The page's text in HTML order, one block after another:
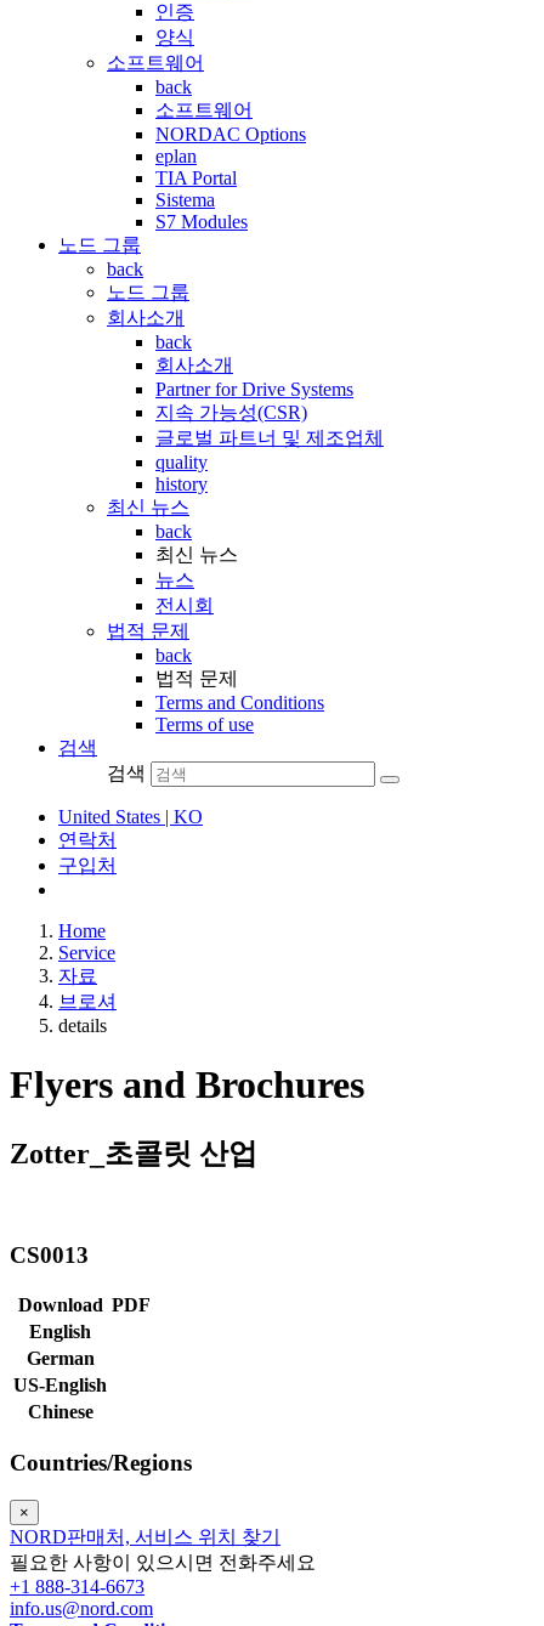
인증
양식
소프트웨어
back
소프트웨어
NORDAC Options
eplan
TIA Portal
Sistema
S7 Modules
노드 그룹
back
노드 그룹
회사소개
back
회사소개
Partner for Drive Systems
지속 가능성(CSR)
글로벌 파트너 및 제조업체
quality
history
최신 뉴스
back
최신 뉴스
뉴스
전시회
법적 문제
back
법적 문제
Terms and Conditions
Terms of use
검색
검색
United States | KO
연락처
구입처
Home
Service
자료
브로셔
details
Flyers and Brochures
Zotter_초콜릿 산업
CS0013
Download PDF
English
German
US-English
Chinese
Countries/Regions
×
NORD판매처, 서비스 위치 찾기
필요한 사항이 있으시면 전화주세요
+1 888-314-6673
info.us@nord.com